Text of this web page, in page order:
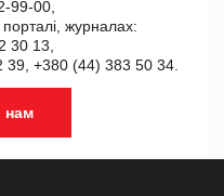
99-00,
журналах:
30 13,
39, +380 (44) 383 50 34.
нам